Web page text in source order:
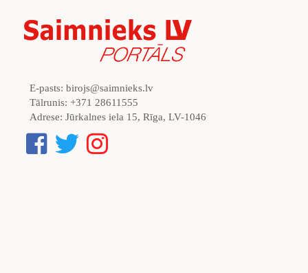
E-pasts: birojs@saimnieks.lv
Tālrunis: +371 28611555
Adrese: Jūrkalnes iela 15, Rīga, LV-1046